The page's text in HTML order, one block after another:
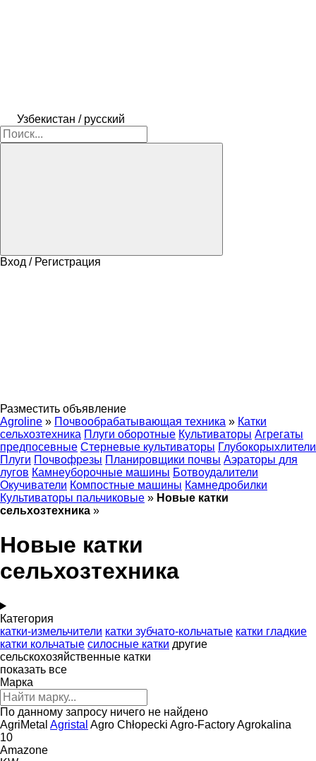
Узбекистан / русский
Вход / Регистрация
Разместить объявление
Agroline » Почвообрабатывающая техника » Катки
сельхозтехника Плуги оборотные Культиваторы Агрегаты
предпосевные Стерневые культиваторы Глубокорыхлители
Плуги Почвофрезы Планировщики почвы Аэраторы для
лугов Камнеуборочные машины Ботвоудалители
Окучиватели Компостные машины Камнедробилки
Культиваторы пальчиковые » Новые катки
сельхозтехника »
Новые катки
сельхозтехника
Категория
катки-измельчители катки зубчато-кольчатые катки гладкие
катки кольчатые силосные катки другие
сельскохозяйственные катки
показать все
Марка
По данному запросу ничего не найдено
AgriMetal Agristal Agro Chłopecki Agro-FactoryAgrokalina
10
Amazone